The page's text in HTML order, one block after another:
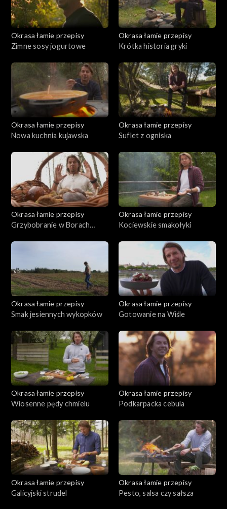
Okrasa łamie przepisy
Zimne sosy jogurtowe
Okrasa łamie przepisy
Krótka historia gryki
Okrasa łamie przepisy
Nowa kuchnia kujawska
Okrasa łamie przepisy
Suflet z ogniska
Okrasa łamie przepisy
Grzybobranie w Borach
Okrasa łamie przepisy
Kociewskie smakołyki
Okrasa łamie przepisy
Smak jesiennych wykopków
Okrasa łamie przepisy
Gotowanie na Wiśle
Okrasa łamie przepisy
Wiosenne pędy chmielu
Okrasa łamie przepisy
Podkarpacka cebula
Okrasa łamie przepisy
Galicyjski strudel
Okrasa łamie przepisy
Pesto, salsa czy sałsza